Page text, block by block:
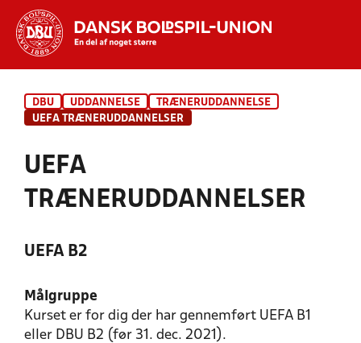
INDHOLD OG NYHEDER
DBU UDDANNELSE
TRÆNERUDDANNELSE
UEFA TRÆNERUDDANNELSER
UEFA
TRÆNERUDDANNELSER
UEFA B2
Målgruppe
Kurset er for dig der har gennemført UEFA B1
eller DBU B2 (før 31. dec. 2021).